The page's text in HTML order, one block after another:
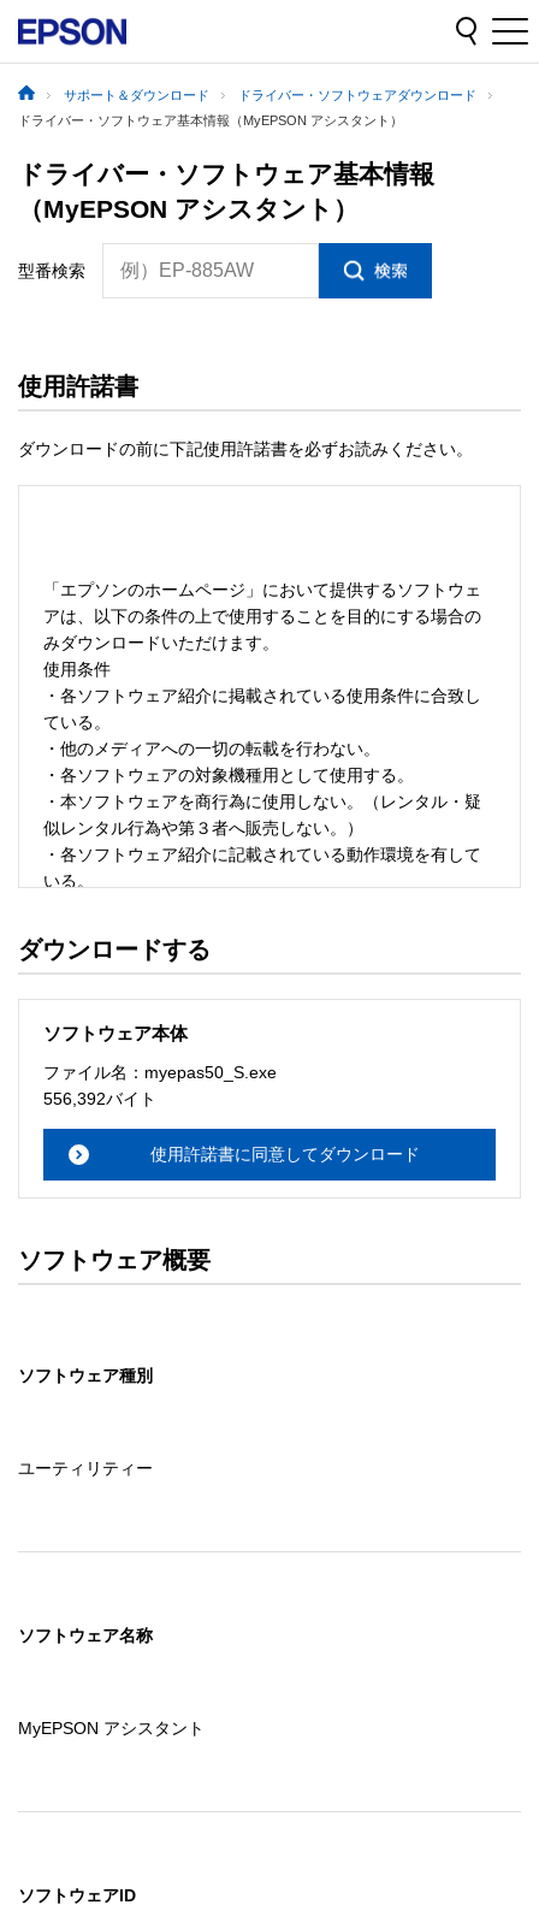
サポート＆ダウンロード
ドライバー・ソフトウェアダウンロード
ドライバー・ソフトウェア基本情報（MyEPSON アシスタント）
ドライバー・ソフトウェア基本情報
（MyEPSON アシスタント）
型番検索 例）EP-885AW
使用許諾書
ダウンロードの前に下記使用許諾書を必ずお読みください。
「エプソンのホームページ」において提供するソフトウェ
アは、以下の条件の上で使用することを目的にする場合の
みダウンロードいただけます。
使用条件
・各ソフトウェア紹介に掲載されている使用条件に合致し
ている。
・他のメディアへの一切の転載を行わない。
・各ソフトウェアの対象機種用として使用する。
・本ソフトウェアを商行為に使用しない。（レンタル・疑
似レンタル行為や第３者へ販売しない。）
・各ソフトウェア紹介に記載されている動作環境を有して
いる。
・ソフトウェアを改変、またはリバースエンジニアリング
ソフトウェアのサポート
・本サーバでは、ユーザーサポートは行いません。搭載ソ
メーションセンターまでお願い
ルをお読み下さい。
ソフトウェアの保証範囲
・ソフトウェアのダウンロード・導入はお客様の責任にお
セイコーエプソン株式会社に帰属します。
ダウンロードする
ソフトウェア本体
ファイル名：myepas50_S.exe
556,392バイト
使用許諾書に同意してダウンロード
ソフトウェア概要
ソフトウェア種別
ユーティリティー
ソフトウェア名称
MyEPSON アシスタント
ソフトウェアID